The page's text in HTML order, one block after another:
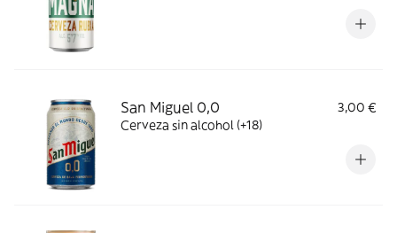
San Miguel 0,0
3,00 €
Cerveza sin alcohol (+18)